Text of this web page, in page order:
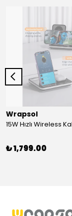
Wrapsol
₺ 1,799.00